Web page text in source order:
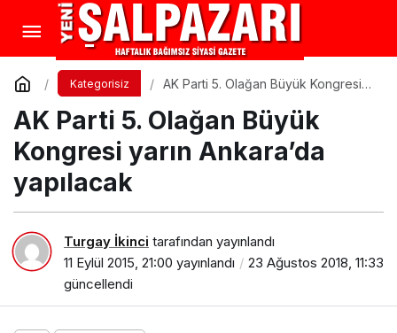
Kategorisiz
AK Parti 5. Olağan Büyük Kongresi
AK Parti 5. Olağan Büyük
Kongresi yarın Ankara’da
yapılacak
Turgay İkinci tarafından yayınlandı
11 Eylül 2015, 21:00 yayınlandı
23 Ağustos 2018, 11:33
güncellendi